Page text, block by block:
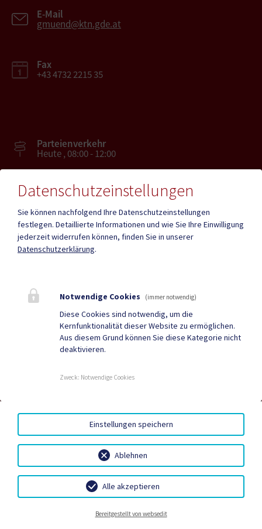
E-Mail
gmuend@ktn.gde.at
Fax
+43 4732 2215 35
Parteienverkehr
Heute , 08:00 - 12:00
Amtsstunden
Mehr
Quicklinks
Geko digital Gemeinde-
Tourismus
Sport & Freizeit
Neuigkeiten
DIGITALE AMTSSIGNATUR BARRIEREFREIHEIT
DATENSCHUTZ|SITEMAP|IMPRESSUM
Datenschutzeinstellungen
Sie können nachfolgend Ihre Datenschutzeinstellungen
festlegen. Detaillierte Informationen und wie Sie Ihre Einwilligung
jederzeit widerrufen können, finden Sie in unserer
Datenschutzerklärung.
Notwendige Cookies (immer notwendig)
Diese Cookies sind notwendig, um die
Kernfunktionalität dieser Website zu ermöglichen.
Aus diesem Grund können Sie diese Kategorie nicht
deaktivieren.
Zweck: Notwendige Cookies
Ablehnen
Einstellungen speichern
Alle akzeptieren
Bereitgestellt von websedit